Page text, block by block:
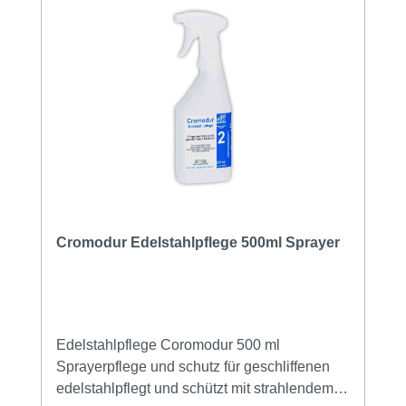
Cromodur Edelstahlpflege 500ml Sprayer
Edelstahlpflege Coromodur 500 ml
Sprayerpflege und schutz für geschliffenen
edelstahlpflegt und schützt mit strahlendem